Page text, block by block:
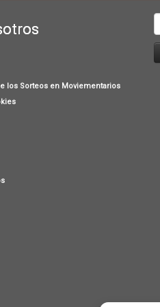
los Sorteos en Moviementarios